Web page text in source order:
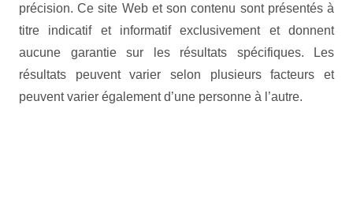
précision. Ce site Web et son contenu sont présentés à
titre indicatif et informatif exclusivement et donnent
aucune garantie sur les résultats spécifiques. Les
résultats peuvent varier selon plusieurs facteurs et
peuvent varier également d’une personne à l’autre.